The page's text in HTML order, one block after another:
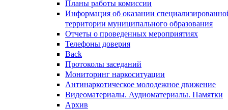
Планы работы комиссии
Информация об оказании
территории муниципального образования
Отчеты о проведенных мероприятиях
Телефоны доверия
Back
Протоколы заседаний
Мониторинг наркоситуации
Антинаркотическое молодежное движение
Видеоматериалы. Аудиоматериалы. Памятки
Архив